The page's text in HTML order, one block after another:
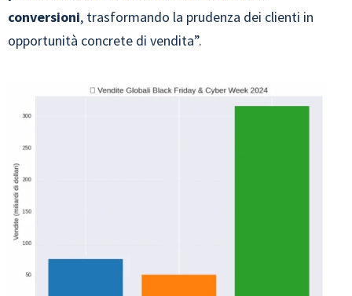
conversioni, trasformando la prudenza dei clienti in
opportunità concrete di vendita”.